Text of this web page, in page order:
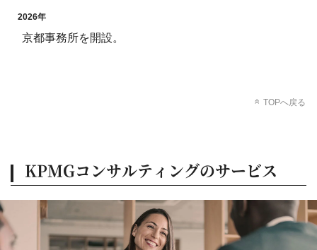
2026年
京都事務所を開設。
TOPへ戻る
KPMGコンサルティングのサービス